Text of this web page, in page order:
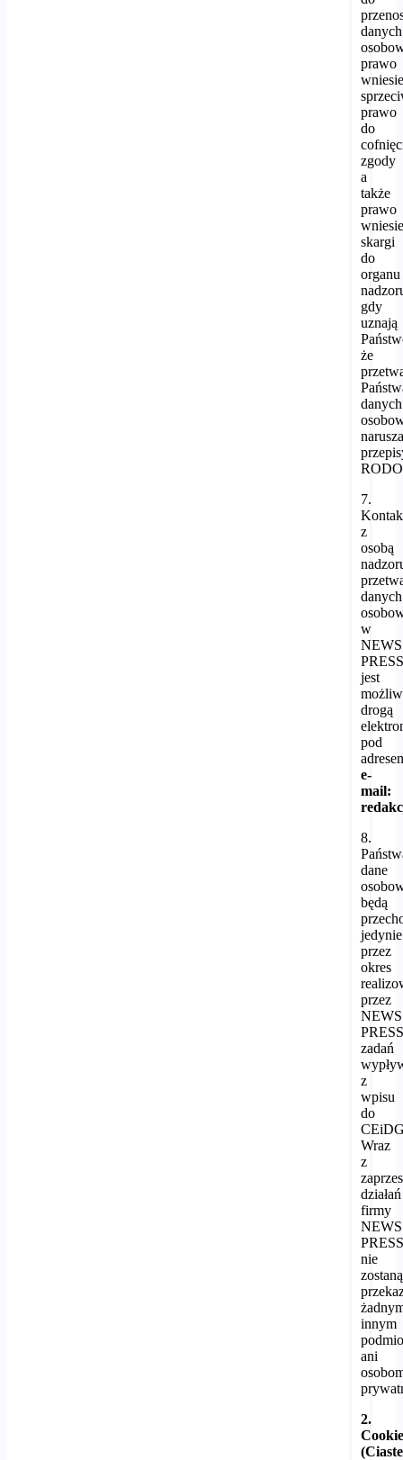
danych
prawo
prawo
do
zgody
a
także
prawo
skargi
do
organu
gdy
uznają
że
danych
7.
z
osobą
danych
w
NEWS
jest
drogą
pod
e-
mail:
8.
dane
będą
jedynie
przez
okres
przez
NEWS
zadań
z
wpisu
do
Wraz
z
działań
firmy
NEWS
nie
zostaną
innym
ani
2.